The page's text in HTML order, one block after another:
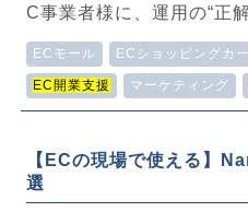
C事業者様に、運用の“正
ECモール ECショッピングカ
EC開業支援 マーケティング
【ECの現場で使える】
選